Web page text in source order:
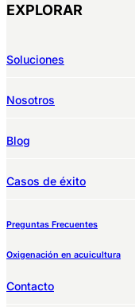
EXPLORAR
Soluciones
Nosotros
Blog
Casos de éxito
Preguntas Frecuentes
Oxigenación en acuicultura
Contacto